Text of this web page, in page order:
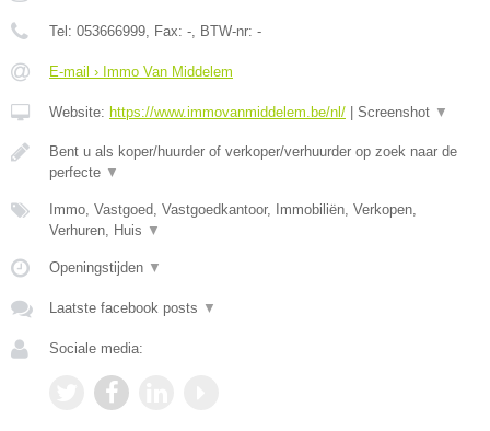
Tel: 053666999 , Fax: - , BTW-nr: -
E-mail › Immo Van Middelem
Website: https://www.immovanmiddelem.be/nl/ Screenshot ▼
Bent u als koper/huurder of verkoper/verhuurder op zoek naar de
perfecte ▼
Immo, Vastgoed, Vastgoedkantoor, Immobiliën, Verkopen,
Verhuren, Huis ▼
Openingstijden ▼
Laatste facebook posts ▼
Sociale media: